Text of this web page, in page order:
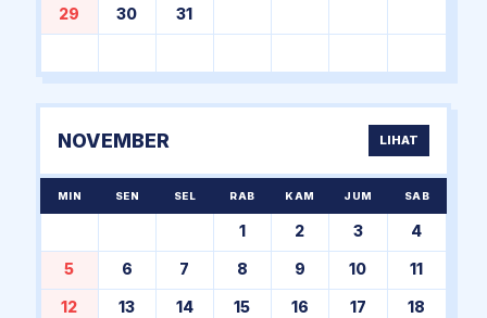
29 30 31
NOVEMBER LIHAT
MIN SEN SEL RAB KAM JUM SAB
1 2 3 4
5 6 7 8 9 10 11
12 13 14 15 16 17 18